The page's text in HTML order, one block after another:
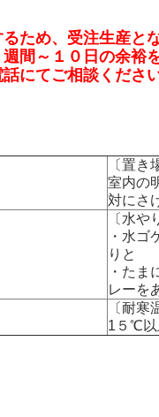
ため、受注生産と
間～１０日の余裕
にてご相談くださ
〔置き
室内の
対にさ
〔水や
・水ゴ
りと
・たま
レーを
〔耐寒
1５℃以